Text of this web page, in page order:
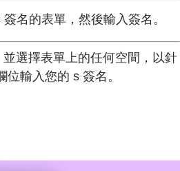
名的表單，然後輸入簽名。
選擇表單上的任何空間，以針
輸入您的 s 簽名。